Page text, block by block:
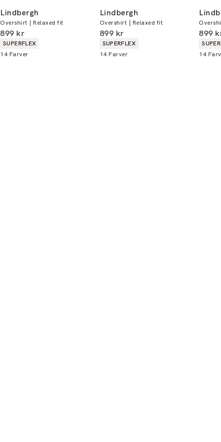
Du kan indløse din bonus 365 dage om året i
alle butikker og online.
Lindbergh
Overshirt | Relaxed fit
I alt (inkl. rabat)
899 kr
Produkt egenskaber
SUPERFLEX
14 Farver
Lindbergh
Overshirt | Relaxed fit
I alt (inkl. rabat)
899 kr
Produkt egenskaber
SUPERFLEX
14 Farver
I alt
899
14